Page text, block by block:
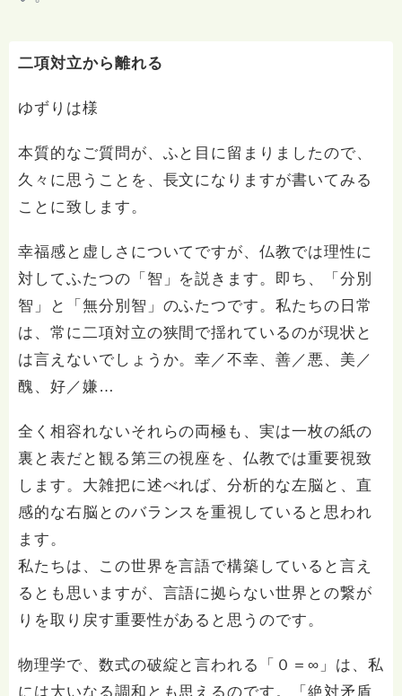
二項対立から離れる
ゆずりは様
本質的なご質問が、ふと目に留まりましたので、
久々に思うことを、長文になりますが書いてみる
ことに致します。
幸福感と虚しさについてですが、仏教では理性に
対してふたつの「智」を説きます。即ち、「分別
智」と「無分別智」のふたつです。私たちの日常
は、常に二項対立の狭間で揺れているのが現状と
は言えないでしょうか。幸／不幸、善／悪、美／
醜、好／嫌…
全く相容れないそれらの両極も、実は一枚の紙の
裏と表だと観る第三の視座を、仏教では重要視致
します。大雑把に述べれば、分析的な左脳と、直
感的な右脳とのバランスを重視していると思われ
ます。
私たちは、この世界を言語で構築していると言え
るとも思いますが、言語に拠らない世界との繋が
りを取り戻す重要性があると思うのです。
物理学で、数式の破綻と言われる「０＝∞」は、私
には大いなる調和とも思えるのです。「絶対矛盾